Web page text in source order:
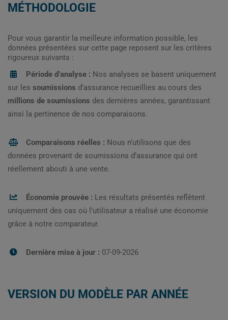
MÉTHODOLOGIE
Pour vous garantir la meilleure information possible, les
données présentées sur cette page reposent sur les critères
rigoureux suivants :
Période d’analyse : Nos analyses se basent uniquement
sur les soumissions d’assurance recueillies au cours des
millions de soumissions des dernières années, garantissant
ainsi la pertinence de nos comparaisons.
Comparaisons réelles : Nous n’utilisons que des
données provenant de soumissions d’assurance qui ont
réellement abouti à une vente.
Économie prouvée : Les résultats présentés reflètent
uniquement des cas où l’utilisateur a réalisé une économie
grâce à notre comparateur.
Dernière mise à jour : 07-09-2026
VERSION DU MODÈLE PAR ANNÉE